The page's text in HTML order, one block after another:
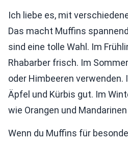
Ich liebe es, mit
Das macht Muffins
sind eine tolle Wahl. Im
Rhabarber frisch. Im
oder Himbeeren verwenden.
Äpfel und Kürbis gut. Im
wie Orangen und
Wenn du Muffins für